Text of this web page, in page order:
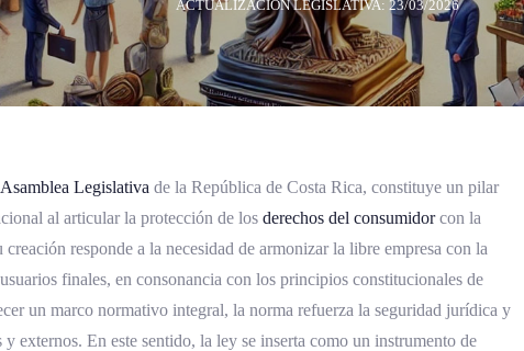
ACTUALIZACIÓN LEGISLATIVA: 23/03/2026
Asamblea Legislativa de la República de Costa Rica, constituye un pilar
al articular la protección de los derechos del consumidorcon la
responde a la necesidad de armonizar la libre empresa con la
finales, en consonancia con los principios constitucionales de
un marco normativo integral, la norma refuerza la seguridad jurídica y
externos. En este sentido, la ley se inserta como un instrumento de